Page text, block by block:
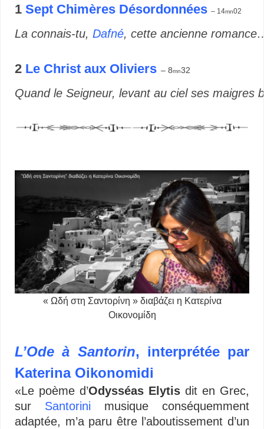
1Sept Chimères Désordonnées – 14mn02
La connais-tu, Dafné, cette ancienne
2 Le Christ aux Oliviers – 8mn32
Quand le Seigneur, levant au ciel ses maigres
« Ωδή στη Σαντορίνη » διαβάζει η Κατερίνα
Οικονομίδη
L’Ode à Santorin, interprétée par
Katerina Oikonomidi
«Le poème d’Odysséas Elytis dit en Grec,
sur Santorini musique conséquemment
adaptée, m’a paru être l’aboutissement d’un